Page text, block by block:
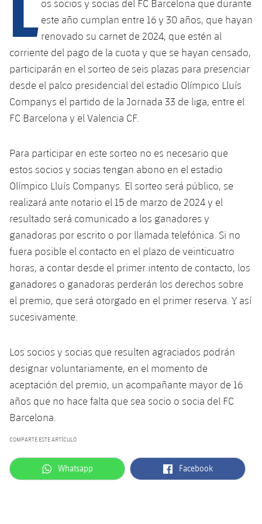
plusicon
más
Instalaciones
Spotify Camp Nou
Estadi Johan Cruyff
La Masia
plusicon
más
Servicios
Servicios Médicos
Accesibilidad
plusicon
más
Acreditaciones
Instalaciones
SUB13
SUB12
SUB11 A
SUB11 B
SUB10 B
SUB9 A
SUB8 A
SUB8 B
SUB13 B
SUB12 C
SUB11 C
Entradas
Gameday Shows
Resultados
Clasificación
Jugadores
Fotos
Historia
Palmarés
Base
Barça Atlètic
Junior
Cadete A
Cadete B
Infantil A
Infantil B
Mini
Campus Verano
PLUSICON
Primer Equipo
plusicon
más
Actualidad
Calendario
Entradas
Resultados
Clasificaciones
Jugadores
Fotos
Historia
Barça Atlètic
plusicon
más
Calendario
Resultados
Clasificaciones
Jugadores
Actualidad
Juvenil
Cadete A
Cadete B
Infantil A
Infantil B
PLUSICON
MÁS
Primer equipo
plusicon
más
Actualidad
Calendario
Entradas
Resultados
Jugadors
Fotos
Historia
plusicon
más
Actualidad
Calendario
Resultados
Jugadores
Clasificaciones
plusicon
más
Actualidad
Juvenil
Cadete
Infantil
Alevín
Campus Verano
Primer equipo
plusicon
más
Actualidad
Calendario
Entradas
Resultados
Barça Atlètic
plusicon
más
Actualidad
Resultados
Base
plusicon
más
Barça C
os socios y socias del FC Barcelona que durante
este año cumplan entre 16 y 30 años, que hayan
renovado su carnet de 2024, que estén al
corriente del pago de la cuota y que se hayan censado,
participarán en el sorteo de seis plazas para presenciar
desde el palco presidencial del estadio Olímpico Lluís
Companys el partido de la Jornada 33 de liga, entre el
FC Barcelona y el Valencia CF.
Para participar en este sorteo no es necesario que
estos socios y socias tengan abono en el estadio
Olímpico Lluís Companys. El sorteo será público, se
realizará ante notario el 15 de marzo de 2024 y el
resultado será comunicado a los ganadores y
ganadoras por escrito o por llamada telefónica. Si no
fuera posible el contacto en el plazo de veinticuatro
horas, a contar desde el primer intento de contacto, los
ganadores o ganadoras perderán los derechos sobre
el premio, que será otorgado en el primer reserva. Y así
sucesivamente.
Los socios y socias que resulten agraciados podrán
designar voluntariamente, en el momento de
aceptación del premio, un acompañante mayor de 16
años que no hace falta que sea socio o socia del FC
Barcelona.
COMPARTE ESTE ARTÍCULO
label.aria.whatsapp
Whatsapp label.aria.facebook
Facebook